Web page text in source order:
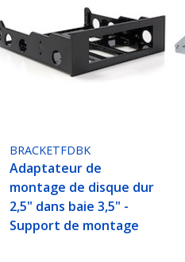
BRACKETFDBK
Adaptateur de
montage de disque dur
2,5" dans baie 3,5" -
Support de montage